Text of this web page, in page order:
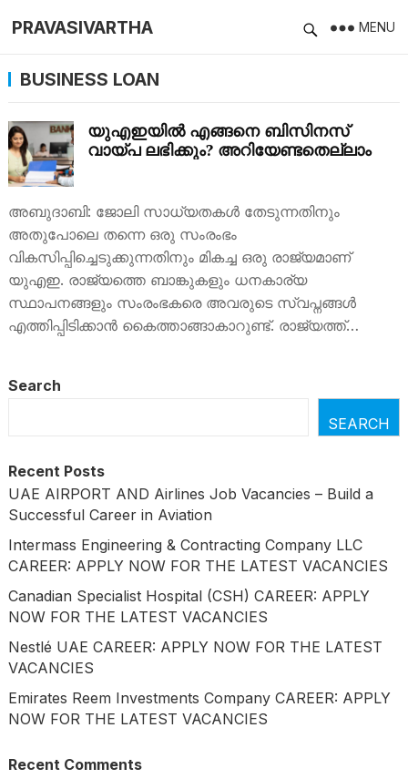
PRAVASIVARTHA MENU
BUSINESS LOAN
യുഎഇയില്‍ എങ്ങനെ ബിസിനസ്
വായ്പ ലഭിക്കും? അറിയേണ്ടതെല്ലാം
അബുദാബി: ജോലി സാധ്യതകള്‍ തേടുന്നതിനും
അതുപോലെ തന്നെ ഒരു സംരംഭം
വികസിപ്പിച്ചെടുക്കുന്നതിനും മികച്ച ഒരു രാജ്യമാണ്
യുഎഇ. രാജ്യത്തെ ബാങ്കുകളും ധനകാര്യ
സ്ഥാപനങ്ങളും സംരംഭകരെ അവരുടെ സ്വപ്നങ്ങൾ
എത്തിപ്പിടിക്കാന്‍ കൈത്താങ്ങാകാറുണ്ട്. രാജ്യത്ത്…
Search
SEARCH
Recent Posts
UAE AIRPORT AND Airlines Job Vacancies – Build a
Successful Career in Aviation
Intermass Engineering & Contracting Company LLC
CAREER: APPLY NOW FOR THE LATEST VACANCIES
Canadian Specialist Hospital (CSH) CAREER: APPLY
NOW FOR THE LATEST VACANCIES
Nestlé UAE CAREER: APPLY NOW FOR THE LATEST
VACANCIES
Emirates Reem Investments Company CAREER: APPLY
NOW FOR THE LATEST VACANCIES
Recent Comments